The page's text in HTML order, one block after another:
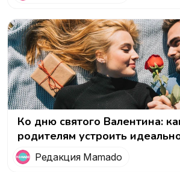
Ко дню святого Валентина:
родителям устроить
свидание
Редакция Mamado